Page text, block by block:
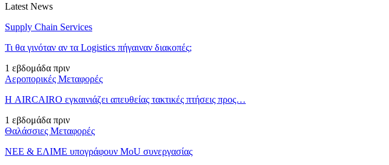
Latest News
Supply Chain Services
Τι θα γινόταν αν τα Logistics πήγαιναν διακοπές;
1 εβδομάδα πριν
Αεροπορικές Μεταφορές
Η AIRCAIRO εγκαινιάζει απευθείας τακτικές πτήσεις προς…
1 εβδομάδα πριν
Θαλάσσιες Μεταφορές
ΝΕΕ & ΕΛΙΜΕ υπογράφουν MoU συνεργασίας